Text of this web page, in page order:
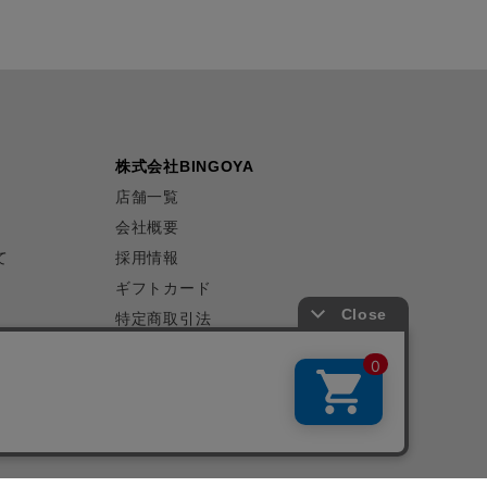
株式会社BINGOYA
店舗一覧
会社概要
採用情報
ギフトカード
特定商取引法